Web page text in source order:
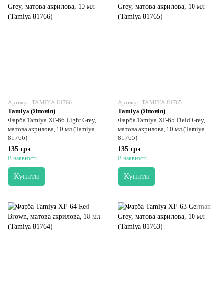
Артикул: TAMIYA-81766
Tamiya (Японія)
Фарба Tamiya XF-66 Light Grey,
матова акрилова, 10 мл (Tamiya
81766)
135 грн
В наявності
Купити
Артикул: TAMIYA-81765
Tamiya (Японія)
Фарба Tamiya XF-65 Field Grey,
матова акрилова, 10 мл (Tamiya
81765)
135 грн
В наявності
Купити